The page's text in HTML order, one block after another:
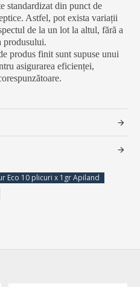
standardizat din punct de
Astfel, pot exista variații
de la un lot la altul, fără a
produsului.
produs finit sunt supuse unui
asigurarea eficienței,
Eco 10 plicuri x 1gr Apiland